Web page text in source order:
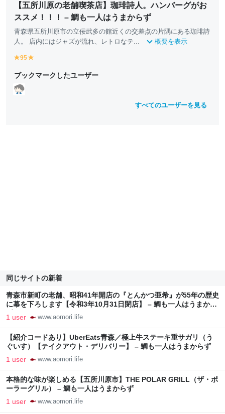
【五所川原の老舗喫茶店】珈琲詩人。ハンバーグがお
ススメ！！！ – 鯛も一人はうまからず
青森県五所川原市の立佞武多の館近くの交差点の片隅にある珈琲詩
人。 店内にはジャズが流れ、レトロなテ...
概要を表示
y
ll
o
w
95
ll
ブックマークしたユーザー
すべてのユーザーを見る
同じサイトの新着
青森市新町の老舗、昭和41年開店の『とんかつ亜希』が55年の歴史
に幕を下ろします【令和3年10月31日閉店】 – 鯛も一人はうまから
ず
1 user www.aomori.life
【紹介コードあり】UberEats青森／極上牛ステーキ重サガリ（う
ぐいす）【テイクアウト・デリバリー】 – 鯛も一人はうまからず
1 user www.aomori.life
本格的な味が楽しめる【五所川原市】THE POLAR GRILL（ザ・ポ
ーラーグリル） – 鯛も一人はうまからず
1 user www.aomori.life